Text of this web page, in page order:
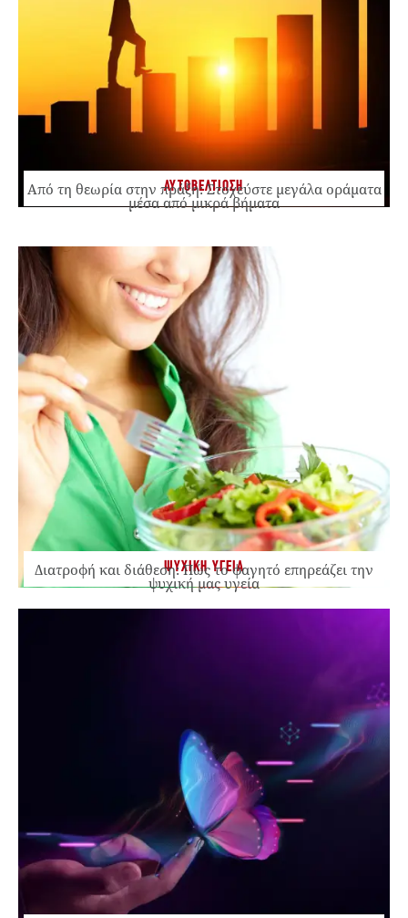
ΑΥΤΟΒΕΛΤΙΩΣΗ
Από τη θεωρία στην πράξη: Στοχεύστε μεγάλα οράματα
μέσα από μικρά βήματα
ΨΥΧΙΚΗ ΥΓΕΙΑ
Διατροφή και διάθεση: Πώς το φαγητό επηρεάζει την
ψυχική μας υγεία